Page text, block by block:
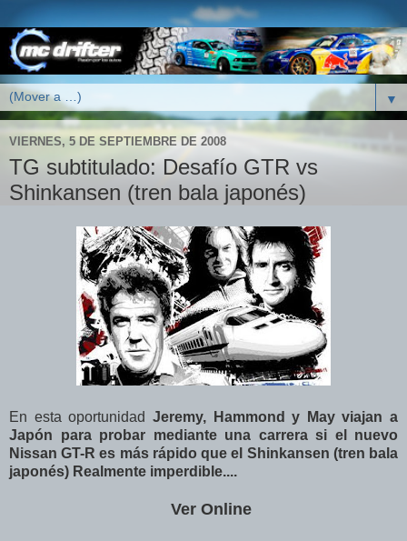
▼
VIERNES, 5 DE SEPTIEMBRE DE 2008
TG subtitulado: Desafío GTR vs
Shinkansen (tren bala japonés)
En esta oportunidad Jeremy, Hammond y May viajan a
Japón para probar mediante una carrera si el nuevo
Nissan GT-R es más rápido que el Shinkansen (tren bala
japonés) Realmente imperdible....
Ver Online